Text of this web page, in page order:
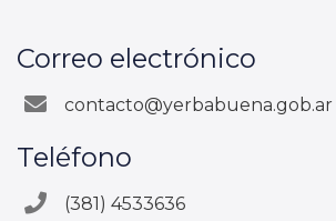
Correo electrónico
contacto@yerbabuena.gob.ar
Teléfono
(381) 4533636